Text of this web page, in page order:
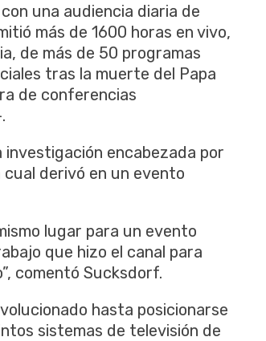
una audiencia diaria de
más de 1600 horas en vivo,
de más de 50 programas
tras la muerte del Papa
de conferencias
encabezada por
derivó en un evento
lugar para un evento
que hizo el canal para
comentó Sucksdorf.
hasta posicionarse
sistemas de televisión de